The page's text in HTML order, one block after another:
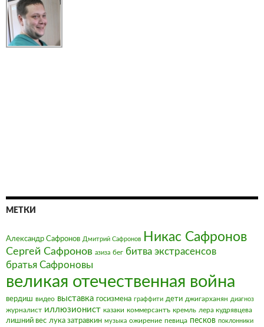
МЕТКИ
Александр Сафронов Дмитрий Сафронов Никас Сафронов
Сергей Сафронов азиза бег битва экстрасенсов
братья Сафроновы
великая отечественная война
вердиш видео выставка госизмена граффити дети джигарханян диагноз
журналист иллюзионист казаки коммерсантъ кремль лера кудрявцева
лишний вес лука затравкин музыка ожирение певица песков поклонники